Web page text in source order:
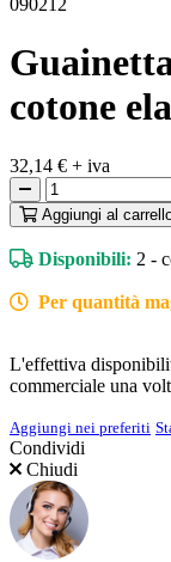
090212
cotone
32,14 € + iva
Aggiungi al
Disponibili: 2 -
Per quantità
L'effettiva
commerciale una
Aggiungi nei preferiti
Condividi
Chiudi